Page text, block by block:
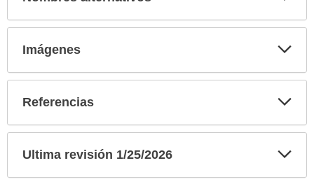
Imágenes
Referencias
Ultima revisión 1/25/2026